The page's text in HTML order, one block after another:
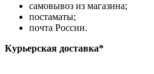
самовывоз из магазина;
постаматы;
почта России.
Курьерская доставка*